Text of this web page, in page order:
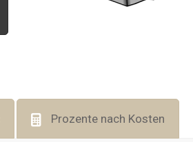
Prozente nach Kosten